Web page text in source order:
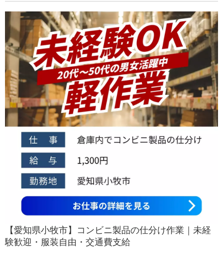
【愛知県小牧市】コンビニ製品の仕分け作業｜未経
験歓迎・服装自由・交通費支給